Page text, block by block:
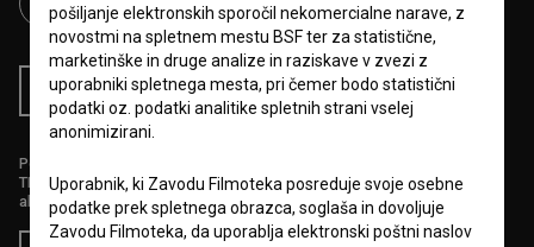
RSS novice RSS dogodki
Podprite nas z donacijo na
TRR: SI56 6100 0001 5706 684,
ali s kreditno kartico:
pošiljanje elektronskih sporočil nekomercialne narave, z
novostmi na spletnem mestu BSF ter za statistične,
marketinške in druge analize in raziskave v zvezi z
uporabniki spletnega mesta, pri čemer bodo statistični
podatki oz. podatki analitike spletnih strani vselej
anonimizirani.
Uporabnik, ki Zavodu Filmoteka posreduje svoje osebne
podatke prek spletnega obrazca, soglaša in dovoljuje
Zavodu Filmoteka, da uporablja elektronski poštni naslov